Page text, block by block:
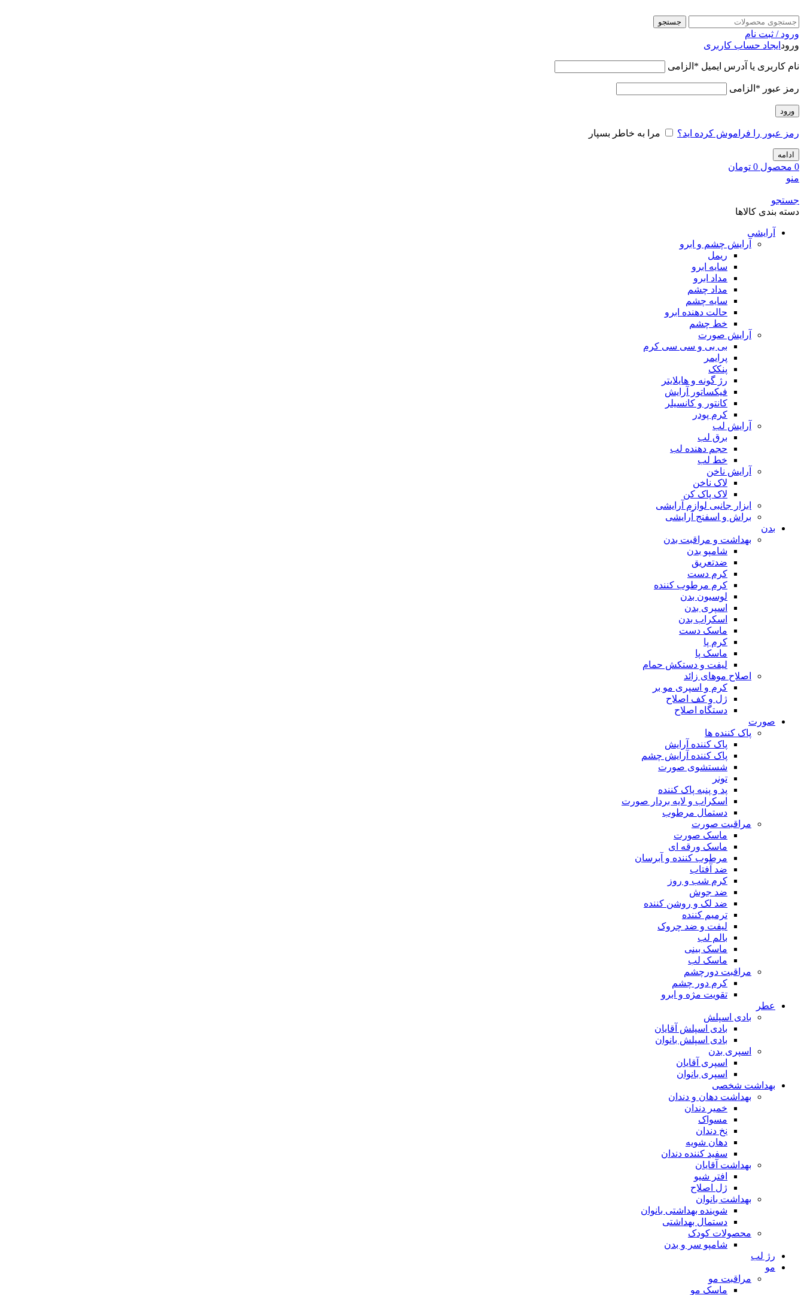
جستجو
ورود / ثبت نام
ورود ایجاد حساب کاربری
نام کاربری یا آدرس ایمیل * الزامی
رمز عبور * الزامی
ورود
رمز عبور را فراموش کرده اید؟ مرا به خاطر بسپار
ادامه
0 محصول 0 تومان
منو
جستجو
دسته بندی کالاها
آرایشی
آرایش چشم و ابرو
ریمل
سایه ابرو
مداد ابرو
مداد چشم
سایه چشم
حالت دهنده ابرو
خط چشم
آرایش صورت
بی بی و سی سی کرم
پرایمر
پنکک
رژ گونه و هایلایتر
فیکساتور آرایش
کانتور و کانسیلر
کرم پودر
آرایش لب
برق لب
حجم دهنده لب
خط لب
آرایش ناخن
لاک ناخن
لاک پاک کن
ابزار جانبی لوازم آرایشی
براش و اسفنج آرایشی
بدن
بهداشت و مراقبت بدن
شامپو بدن
ضدتعریق
کرم دست
کرم مرطوب کننده
لوسیون بدن
اسپری بدن
اسکراب بدن
ماسک دست
کرم پا
ماسک پا
لیفت و دستکش حمام
اصلاح موهای زائد
کرم و اسپری مو بر
ژل و کف اصلاح
دستگاه اصلاح
صورت
پاک کننده ها
پاک کننده آرایش
پاک کننده آرایش چشم
شستشوی صورت
تونر
پد و پنبه پاک کننده
اسکراب و لایه بردار صورت
دستمال مرطوب
مراقبت صورت
ماسک صورت
ماسک ورقه ای
مرطوب کننده و آبرسان
ضد آفتاب
کرم شب و روز
ضد جوش
ضد لک و روشن کننده
ترمیم کننده
لیفت و ضد چروک
بالم لب
ماسک بینی
ماسک لب
مراقبت دورچشم
کرم دور چشم
تقویت مژه و ابرو
عطر
بادی اسپلش
بادی اسپلش آقایان
بادی اسپلش بانوان
اسپری بدن
اسپری آقایان
اسپری بانوان
بهداشت شخصی
بهداشت دهان و دندان
خمیر دندان
مسواک
نخ دندان
دهان شویه
سفید کننده دندان
بهداشت آقایان
افتر شیو
ژل اصلاح
بهداشت بانوان
شوینده بهداشتی بانوان
دستمال بهداشتی
محصولات کودک
شامپو سر و بدن
رژ لب
مو
مراقبت مو
ماسک مو